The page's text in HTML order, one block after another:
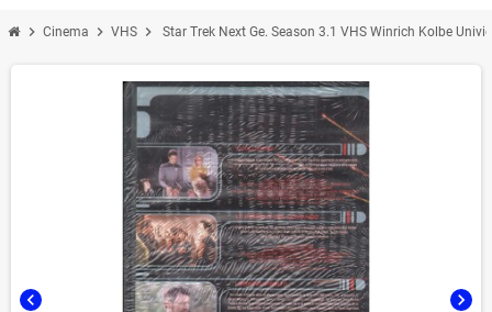
chevron_right Cinema chevron_right VHS chevron_right Star Trek Next Ge. Season 3.1 VHS Winrich Kolbe
chevron_left chevron_right